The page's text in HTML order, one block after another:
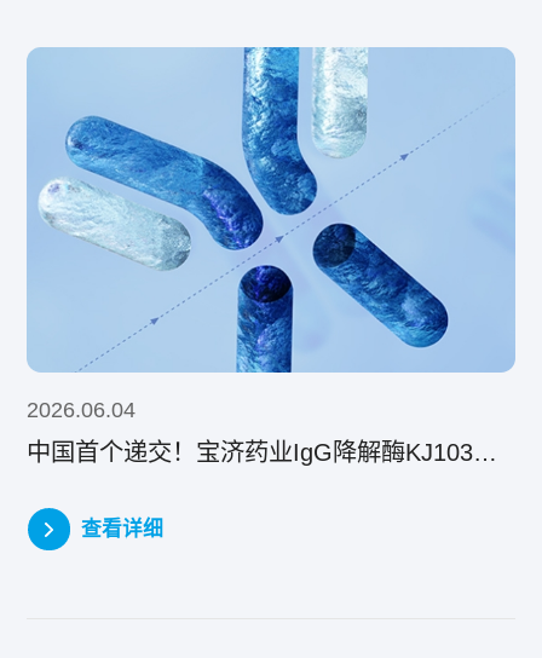
2026.06.04
中国首个递交！宝济药业IgG降解酶KJ103上市许可申请获国家药品监督管理局受理并纳入优先审评程序
查看详细